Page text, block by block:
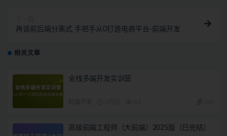
再谈前后端分离式 手把手从0打造电商平台-前端开发
相关文章
全栈多端开发实训营
高级前端工程师（大前端）2025版（已完结）